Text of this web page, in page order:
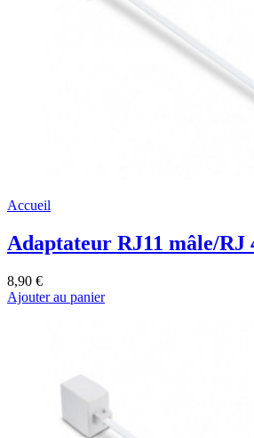
Accueil
Adaptateur RJ11 mâle/RJ
8,90 €
Ajouter au panier